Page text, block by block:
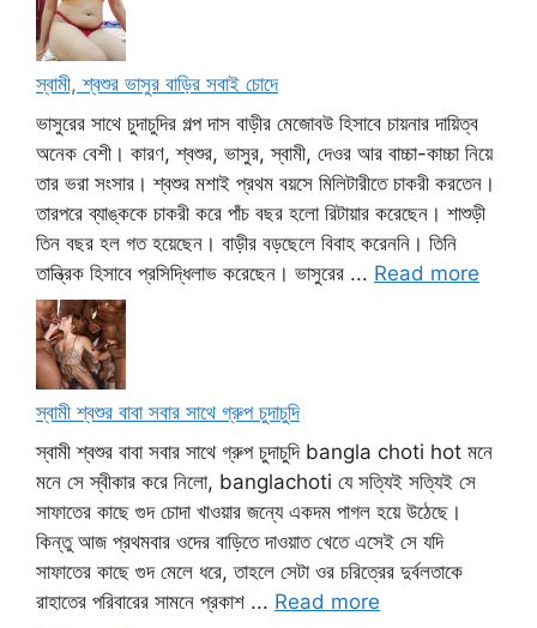
স্বামী, শ্বশুর ভাসুর বাড়ির সবাই চোদে
ভাসুরের সাথে চুদাচুদির গল্প দাস বাড়ীর মেজোবউ হিসাবে চায়নার দায়িত্ব
অনেক বেশী। কারণ, শ্বশুর, ভাসুর, স্বামী, দেওর আর বাচ্চা-কাচ্চা নিয়ে
তার ভরা সংসার। শ্বশুর মশাই প্রথম বয়সে মিলিটারীতে চাকরী করতেন।
তারপরে ব্যাঙ্ককে চাকরী করে পাঁচ বছর হলো রিটায়ার করেছেন। শাশুড়ী
তিন বছর হল গত হয়েছেন। বাড়ীর বড়ছেলে বিবাহ করেননি। তিনি
তান্ত্রিক হিসাবে প্রসিদ্ধিলাভ করেছেন। ভাসুরের ... Read more
স্বামী শ্বশুর বাবা সবার সাথে গ্রুপ চুদাচুদি
স্বামী শ্বশুর বাবা সবার সাথে গ্রুপ চুদাচুদি bangla choti hot মনে
মনে সে স্বীকার করে নিলো, banglachoti যে সত্যিই সত্যিই সে
সাফাতের কাছে গুদ চোদা খাওয়ার জন্যে একদম পাগল হয়ে উঠেছে।
কিন্তু আজ প্রথমবার ওদের বাড়িতে দাওয়াত খেতে এসেই সে যদি
সাফাতের কাছে গুদ মেলে ধরে, তাহলে সেটা ওর চরিত্রের দুর্বলতাকে
রাহাতের পরিবারের সামনে প্রকাশ ... Read more